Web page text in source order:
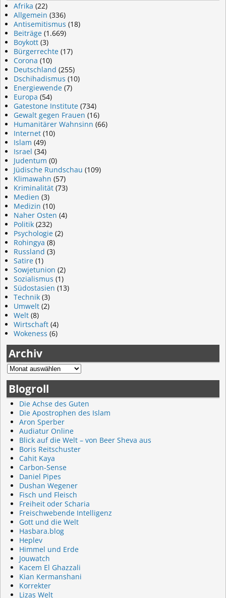
Afrika (22)
Allgemein (336)
Antisemitismus (18)
Beiträge (1.669)
Boykott (3)
Bürgerrechte (17)
Corona (10)
Deutschland (255)
Dschihadismus (10)
Energiewende (7)
Europa (54)
Gatestone Institute (734)
Gewalt gegen Frauen (16)
Humanitärer Wahnsinn (66)
Internet (10)
Islam (49)
Israel (34)
Judentum (0)
Jüdische Rundschau (109)
Klimawahn (57)
Kriminalität (73)
Medien (3)
Medizin (10)
Naher Osten (4)
Politik (232)
Psychologie (2)
Rohingya (8)
Russland (3)
Satire (1)
Sowjetunion (2)
Sozialismus (1)
Südostasien (13)
Technik (3)
Umwelt (2)
Welt (8)
Wirtschaft (4)
Wokeness (6)
Archiv
Blogroll
Die Achse des Guten
Die Apostrophen des Islam
Aron Sperber
Audiatur Online
Blick auf die Welt – von Beer Sheva aus
Boris Reitschuster
Cahit Kaya
Carbon-Sense
Daniel Pipes
Dushan Wegener
Fisch und Fleisch
Freiheit oder Scharia
Freischwebende Intelligenz
Gott und die Welt
Hasbara.blog
Heplev
Himmel und Erde
Jouwatch
Kacem El Ghazzali
Kian Kermanshani
Korrekter
Lizas Welt